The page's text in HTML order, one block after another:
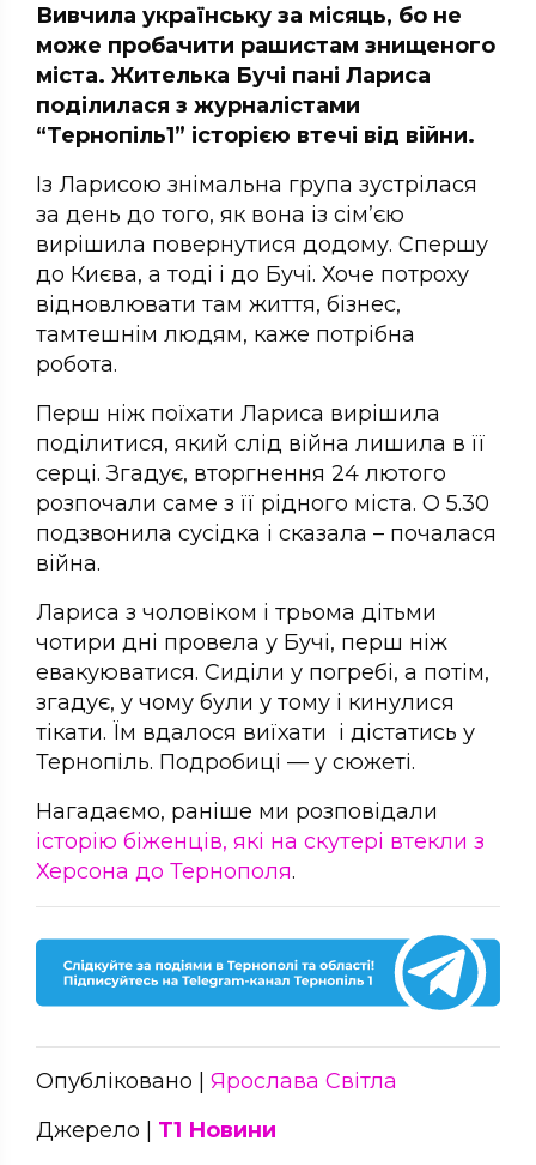
Вивчила українську за місяць, бо не
може пробачити рашистам знищеного
міста. Жителька Бучі пані Лариса
поділилася з журналістами
“Тернопіль1” історією втечі від війни.
Із Ларисою знімальна група зустрілася
за день до того, як вона із сім’єю
вирішила повернутися додому. Спершу
до Києва, а тоді і до Бучі. Хоче потроху
відновлювати там життя, бізнес,
тамтешнім людям, каже потрібна
робота.
Перш ніж поїхати Лариса вирішила
поділитися, який слід війна лишила в її
серці. Згадує, вторгнення 24 лютого
розпочали саме з її рідного міста. О 5.30
подзвонила сусідка і сказала – почалася
війна.
Лариса з чоловіком і трьома дітьми
чотири дні провела у Бучі, перш ніж
евакуюватися. Сиділи у погребі, а потім,
згадує, у чому були у тому і кинулися
тікати. Їм вдалося виїхати і дістатись у
Тернопіль. Подробиці — у сюжеті.
Нагадаємо, раніше ми розповідали
історію біженців, які на скутері втекли з
Херсона до Тернополя.
Опубліковано | Ярослава Світла
Джерело | Т1 Новини